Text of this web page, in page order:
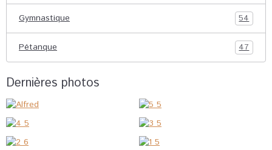
Gymnastique 54
Pétanque 47
Dernières photos